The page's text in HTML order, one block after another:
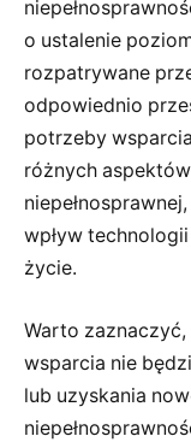
o ustalenie
rozpatrywane
odpowiednio
potrzeby
różnych
wpływ
życie.
Warto
wsparcia nie
lub uzyskania